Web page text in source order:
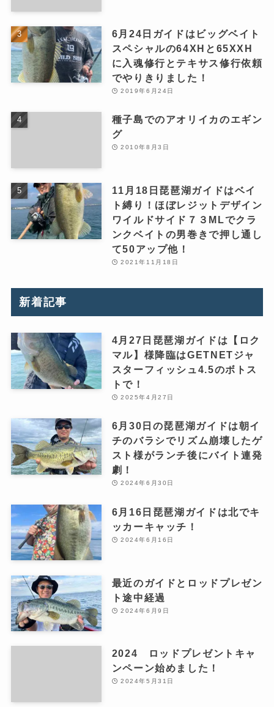
6月24日ガイドはビッグベイト
スペシャルの64XHと65XXH
に入魂修行とテキサス修行依頼
でやりきりました！
2019年6月24日
種子島でのアオリイカのエギン
グ
2010年8月3日
11月18日琵琶湖ガイドはベイ
ト縛り！ほぼレジットデザイン
ワイルドサイド７３MLでクラ
ンクベイトの男巻きで押し通し
て50アップ他！
2021年11月18日
新着記事
4月27日琵琶湖ガイドは【ロク
マル】様降臨はGETNETジャ
スターフィッシュ4.5のボトス
トで！
2025年4月27日
6月30日の琵琶湖ガイドは朝イ
チのバラシでリズム崩壊したゲ
スト様がランチ後にバイト連発
劇！
2024年6月30日
6月16日琵琶湖ガイドは北でキ
ッカーキャッチ！
2024年6月16日
最近のガイドとロッドプレゼン
ト途中経過
2024年6月9日
2024 ロッドプレゼントキャ
ンペーン始めました！
2024年5月31日